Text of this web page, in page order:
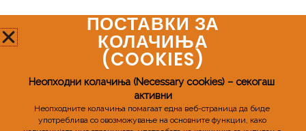
Мозаик Про
+389 72 598 955
mozaikpro.mk@gmail.com
ПОСТАВКИ ЗА
КОЛАЧИЊА
(COOKIES)​
Неопходни колачиња (Necessary cookies) – секогаш
активни
Неопходните колачиња помагаат една веб-страница да биде
употреблива со овозможување на основните функции, како